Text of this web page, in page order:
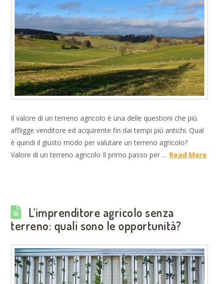
Il valore di un terreno agricolo è una delle questioni che più
affligge venditore ed acquirente fin dai tempi più antichi. Qual
è quindi il giusto modo per valutare un terreno agricolo?
Valore di un terreno agricolo Il primo passo per … Read More
L’imprenditore agricolo senza
terreno: quali sono le opportunità?